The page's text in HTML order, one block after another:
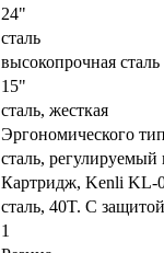
24"
сталь
высокопрочная
15"
сталь, жесткая
Эргономического
сталь, регулируемый
Картридж, Kenli KL-
сталь, 40T. С
1